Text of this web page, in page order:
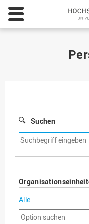
Suchen
Suchfilter
entfernen
Alle
Option